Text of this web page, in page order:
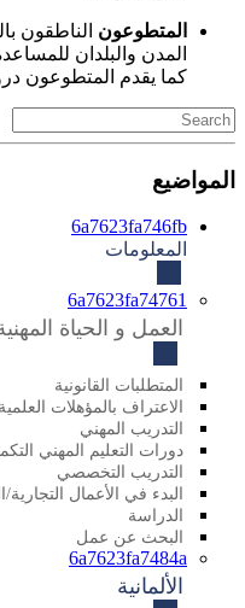
المتطوعون الناطقون
المدن والبلدان
كما يقدم المتطوعون
المواضيع
6a7623fa746fb
المعلومات
6a7623fa74761
العمل و الحياة
المتطلبات القانونية
الاعتراف بالمؤهلات العلمية
التدريب المهني
دورات التعليم المهني
التدريب التخصصي
البدء في الأعمال
الدراسة
البحث عن عمل
6a7623fa7484a
الألمانية